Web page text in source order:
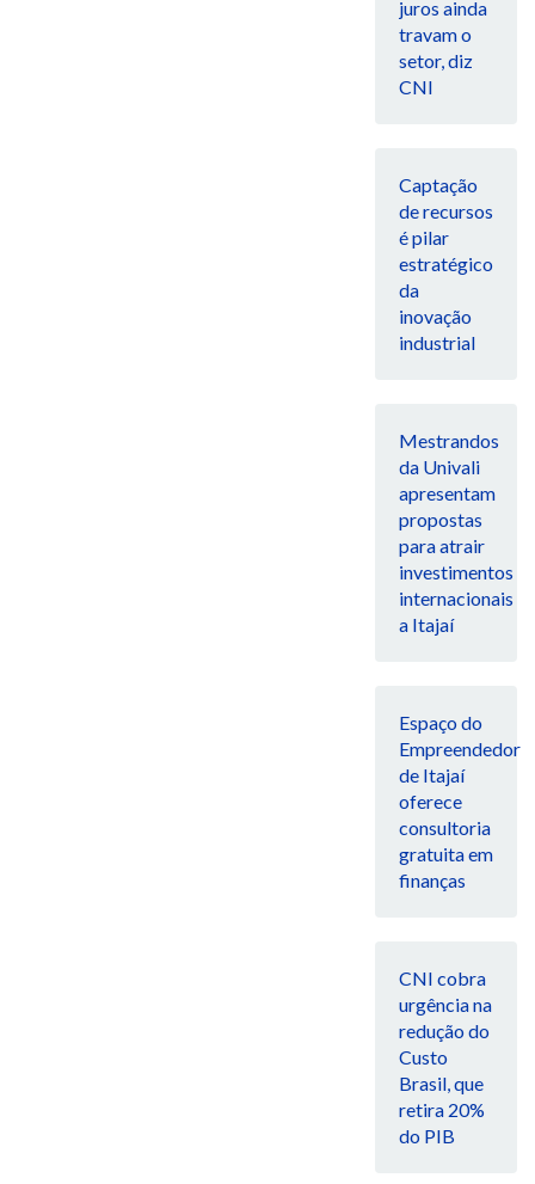
juros ainda
travam o
setor, diz
CNI
Captação
de recursos
é pilar
estratégico
da
inovação
industrial
Mestrandos
da Univali
apresentam
propostas
para atrair
investimentos
internacionais
a Itajaí
Espaço do
Empreendedor
de Itajaí
oferece
consultoria
gratuita em
finanças
CNI cobra
urgência na
redução do
Custo
Brasil, que
retira 20%
do PIB